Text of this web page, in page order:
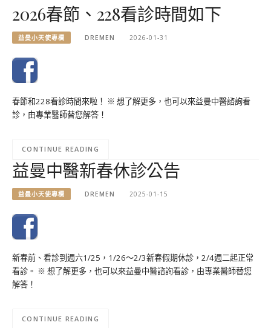
2026春節、228看診時間如下
益曼小天使專欄 DREMEN 2026-01-31
春節和228看診時間來啦！ ※ 想了解更多，也可以來益曼中醫諮詢看
診，由專業醫師替您解答！
CONTINUE READING
益曼中醫新春休診公告
益曼小天使專欄 DREMEN 2025-01-15
新春前、看診到週六1/25，1/26～2/3新春假期休診，2/4週二起正常
看診。 ※ 想了解更多，也可以來益曼中醫諮詢看診，由專業醫師替您
解答！
CONTINUE READING